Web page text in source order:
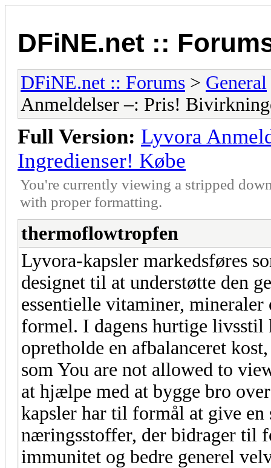
DFiNE.net ::
DFiNE.net :: Forums > General
Anmeldelser –: Pris!
Full Version: Lyvora
Ingredienser! Købe
You're currently viewing a stripped
with proper formatting.
thermoflowtropfen
Lyvora-kapsler markedsføres
designet til at understøtte den
essentielle vitaminer,
formel. I dagens hurtige livsstil
opretholde en afbalanceret
som You are not allowed to
at hjælpe med at bygge bro
kapsler har til formål at give
næringsstoffer, der bidrager til
immunitet og bedre generel